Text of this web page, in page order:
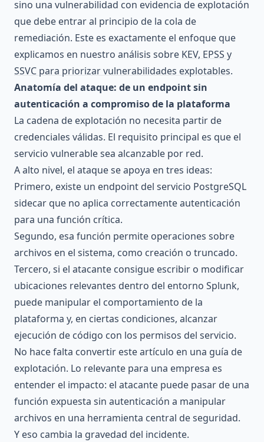
sino una vulnerabilidad con evidencia de explotación
que debe entrar al principio de la cola de
remediación. Este es exactamente el enfoque que
explicamos en nuestro análisis sobre KEV, EPSS y
SSVC para priorizar vulnerabilidades explotables.
Anatomía del ataque: de un endpoint sin
autenticación a compromiso de la plataforma
La cadena de explotación no necesita partir de
credenciales válidas. El requisito principal es que el
servicio vulnerable sea alcanzable por red.
A alto nivel, el ataque se apoya en tres ideas:
Primero, existe un endpoint del servicio PostgreSQL
sidecar que no aplica correctamente autenticación
para una función crítica.
Segundo, esa función permite operaciones sobre
archivos en el sistema, como creación o truncado.
Tercero, si el atacante consigue escribir o modificar
ubicaciones relevantes dentro del entorno Splunk,
puede manipular el comportamiento de la
plataforma y, en ciertas condiciones, alcanzar
ejecución de código con los permisos del servicio.
No hace falta convertir este artículo en una guía de
explotación. Lo relevante para una empresa es
entender el impacto: el atacante puede pasar de una
función expuesta sin autenticación a manipular
archivos en una herramienta central de seguridad.
Y eso cambia la gravedad del incidente.